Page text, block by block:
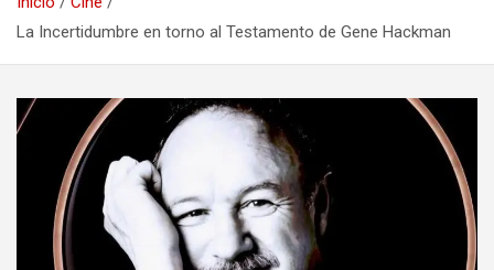
La Incertidumbre en torno al Testamento de Gene Hackman